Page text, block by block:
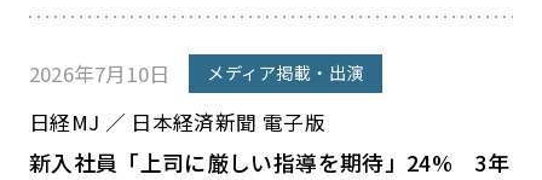
2026年7月10日 メディア掲載・出演
日経MJ ／ 日本経済新聞 電子版
新入社員「上司に厳しい指導を期待」24% 3年